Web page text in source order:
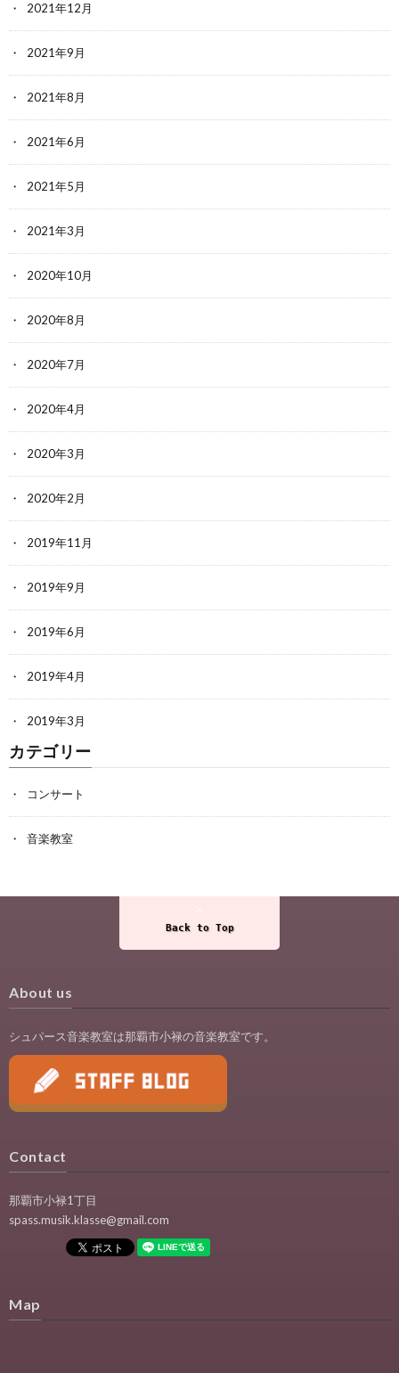
2021年12月
2021年9月
2021年8月
2021年6月
2021年5月
2021年3月
2020年10月
2020年8月
2020年7月
2020年4月
2020年3月
2020年2月
2019年11月
2019年9月
2019年6月
2019年4月
2019年3月
カテゴリー
コンサート
音楽教室
Back to Top
About us
シュパース音楽教室は那覇市小禄の音楽教室です。
Contact
那覇市小禄1丁目
spass.musik.klasse@gmail.com
Map